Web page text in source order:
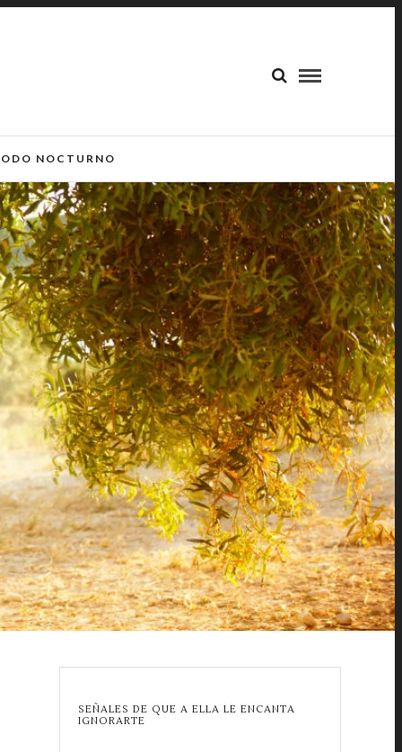
NOCTURNO
SEÑALES DE QUE A ELLA LE ENCANTA
IGNORARTE